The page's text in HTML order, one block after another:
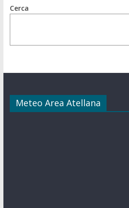
Cerca
Meteo Area Atellana